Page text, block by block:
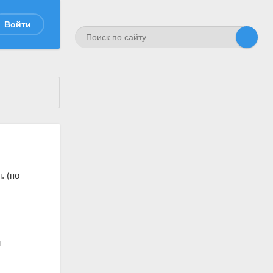
Войти
(по